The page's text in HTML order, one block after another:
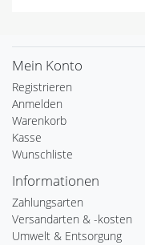
Mein Konto
Registrieren
Anmelden
Warenkorb
Kasse
Wunschliste
Informationen
Zahlungsarten
Versandarten & -kosten
Umwelt & Entsorgung